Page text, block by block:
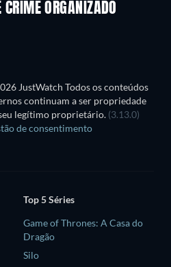
ORGANIZADO
Série
JustWatch Todos os conteúdos
continuam a ser propriedade
legítimo proprietário. (3.13.0)
de consentimento
Top 5 Séries
Game of Thrones: A Casa do
Dragão
Silo